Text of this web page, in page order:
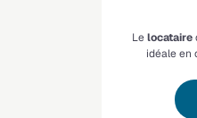
Lelocataire
idéale en